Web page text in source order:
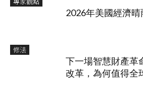
2026年美國經濟晴
修法
下一場智慧財產革
改革，為何值得全